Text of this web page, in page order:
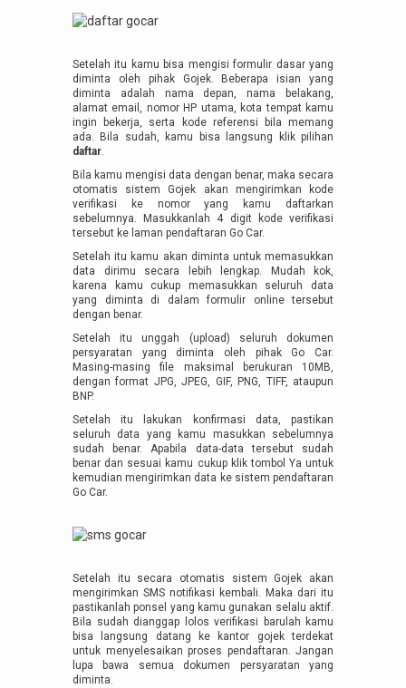
Setelah itu kamu bisa mengisi formulir dasar yang
diminta oleh pihak Gojek. Beberapa isian yang
diminta adalah nama depan, nama belakang,
alamat email, nomor HP utama, kota tempat kamu
ingin bekerja, serta kode referensi bila memang
ada. Bila sudah, kamu bisa langsung klik pilihan
daftar.
Bila kamu mengisi data dengan benar, maka secara
otomatis sistem Gojek akan mengirimkan kode
verifikasi ke nomor yang kamu daftarkan
sebelumnya. Masukkanlah 4 digit kode verifikasi
tersebut ke laman pendaftaran Go Car.
Setelah itu kamu akan diminta untuk memasukkan
data dirimu secara lebih lengkap. Mudah kok,
karena kamu cukup memasukkan seluruh data
yang diminta di dalam formulir online tersebut
dengan benar.
Setelah itu unggah (upload) seluruh dokumen
persyaratan yang diminta oleh pihak Go Car.
Masing-masing file maksimal berukuran 10MB,
dengan format JPG, JPEG, GIF, PNG, TIFF, ataupun
BNP.
Setelah itu lakukan konfirmasi data, pastikan
seluruh data yang kamu masukkan sebelumnya
sudah benar. Apabila data-data tersebut sudah
benar dan sesuai kamu cukup klik tombol Ya untuk
kemudian mengirimkan data ke sistem pendaftaran
Go Car.
Setelah itu secara otomatis sistem Gojek akan
mengirimkan SMS notifikasi kembali. Maka dari itu
pastikanlah ponsel yang kamu gunakan selalu aktif.
Bila sudah dianggap lolos verifikasi barulah kamu
bisa langsung datang ke kantor gojek terdekat
untuk menyelesaikan proses pendaftaran. Jangan
lupa bawa semua dokumen persyaratan yang
diminta.